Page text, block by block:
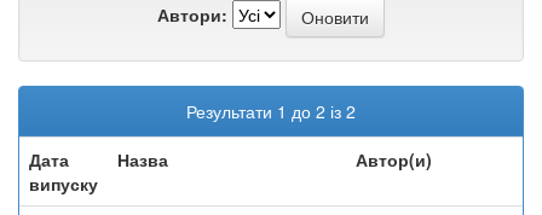
Автори:
Результати 1 до 2 із 2
Дата
випуску
Назва Автор(и)